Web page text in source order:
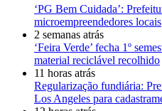
‘PG Bem Cuidada’:
microempreendedores locais
2 semanas atrás
‘Feira Verde’ fecha 1º
material reciclável recolhido
11 horas atrás
Regularização fundiária:
Los Angeles para